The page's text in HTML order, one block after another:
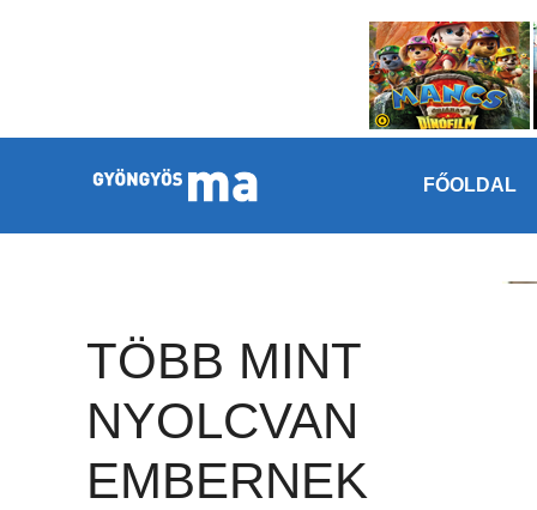
FŐOLDAL
TÖBB MINT
NYOLCVAN
EMBERNEK